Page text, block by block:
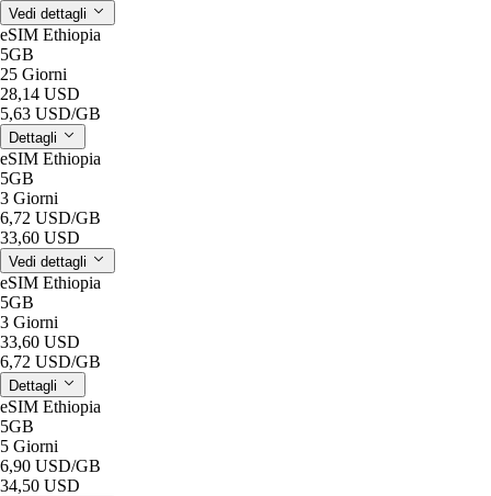
Vedi dettagli
eSIM Ethiopia
5GB
25 Giorni
28,14 USD
5,63 USD/GB
Dettagli
eSIM Ethiopia
5GB
3 Giorni
6,72 USD/GB
33,60 USD
Vedi dettagli
eSIM Ethiopia
5GB
3 Giorni
33,60 USD
6,72 USD/GB
Dettagli
eSIM Ethiopia
5GB
5 Giorni
6,90 USD/GB
34,50 USD